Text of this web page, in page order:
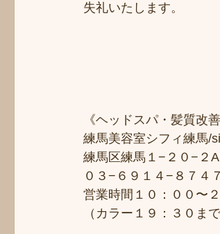
失礼いたします。
《ヘッドスパ・髪質改
練馬美容室シフィ練馬/
練馬区練馬１−２０−２
０３−６９１４−８７４７
営業時間１０：００〜
（カラー１９：３０ま